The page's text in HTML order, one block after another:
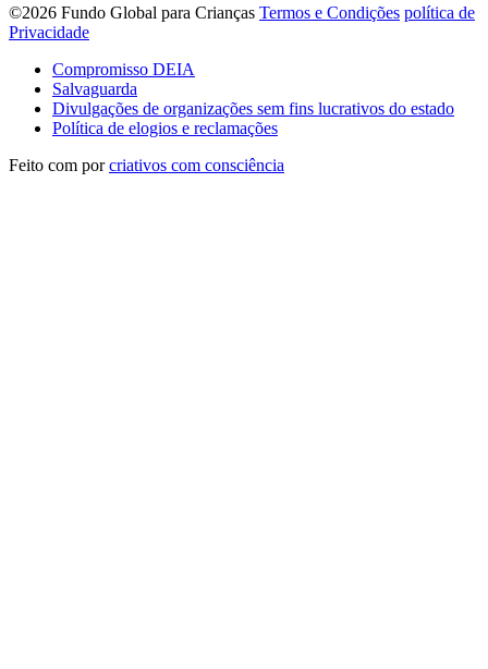
©2026 Fundo Global para Crianças Termos e Condições política de
Privacidade
Compromisso DEIA
Salvaguarda
Divulgações de organizações sem fins lucrativos do estado
Política de elogios e reclamações
Feito com porcriativos com consciência